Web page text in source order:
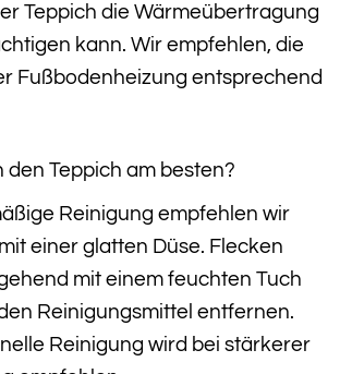
Teppich die Wärmeübertragung
kann. Wir empfehlen, die
Fußbodenheizung entsprechend
den Teppich am besten?
Reinigung empfehlen wir
einer glatten Düse. Flecken
mit einem feuchten Tuch
Reinigungsmittel entfernen.
Reinigung wird bei stärkerer